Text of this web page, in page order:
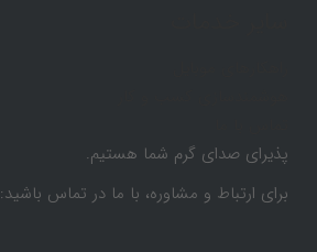
پذیرای صدای گرم شما هستیم.
برای ارتباط و مشاوره، با ما در تماس باشید: